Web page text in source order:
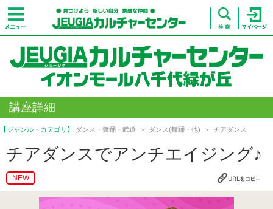
講座詳細
【ジャンル・カテゴリ】 ダンス・舞踊・武道 ダンス(舞踊・他) チアダンス
チアダンスでアンチエイジング♪
NEW